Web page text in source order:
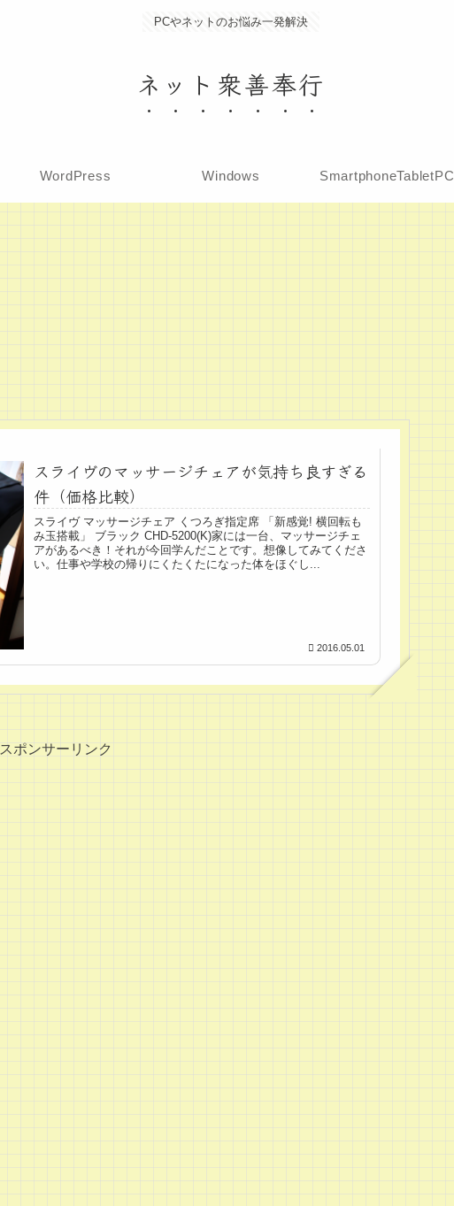
PCやネットのお悩み一発解決
ネット衆善奉行
WordPress Windows SmartphoneTabletPC
スライヴのマッサージチェアが気持ち良すぎる
件（価格比較）
スライヴ マッサージチェア くつろぎ指定席 「新感覚! 横回転も
み玉搭載」 ブラック CHD-5200(K)家には一台、マッサージチェ
アがあるべき！それが今回学んだことです。想像してみてくださ
い。仕事や学校の帰りにくたくたになった体をほぐし...
2016.05.01
スポンサーリンク